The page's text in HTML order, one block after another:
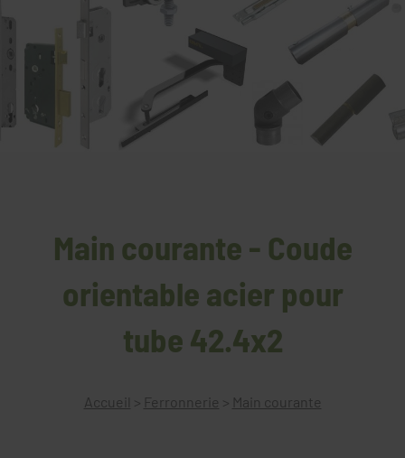
Main courante - Coude
orientable acier pour
tube 42.4x2
Accueil > Ferronnerie > Main courante